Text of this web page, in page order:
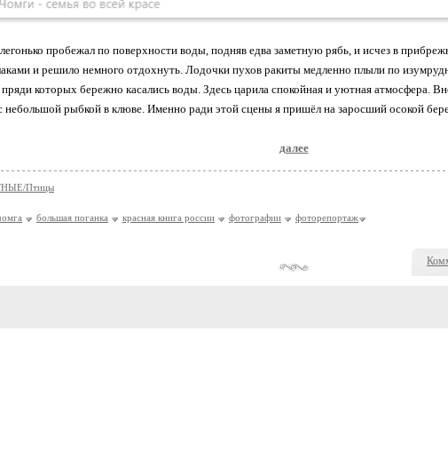
пробежал по поверхности воды, подняв едва заметную рябь, и исчез в
и решило немного отдохнуть. Лодочки пухов ракиты медленно плыли по
которых бережно касались воды. Здесь царила спокойная и уютная атмосфера.
небольшой рыбкой в клюве. Именно ради этой сцены я пришёл на заросший осокой
далее
Птицы
большая поганка красная книга россии фотографии фоторепортаж